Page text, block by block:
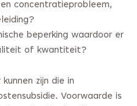
concentratieprobleem,
beperking waardoor er
of kwantiteit?
zijn die in
Voorwaarde is